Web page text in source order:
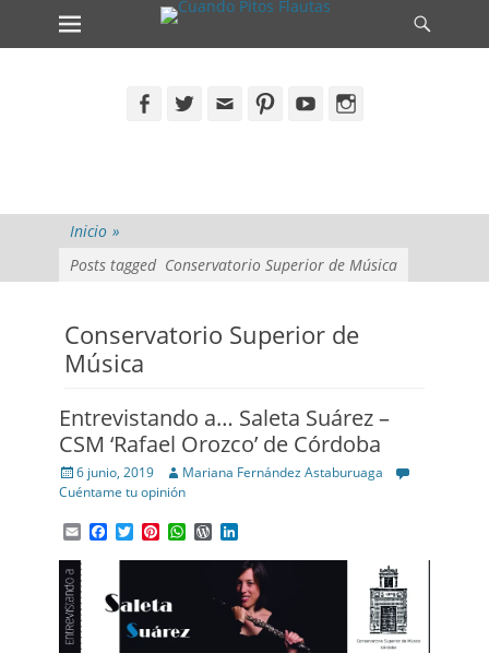
Skip
Primary Menu
Facebook
Twitter EmailPinterestYouTubeInstagram
Inicio »
Posts tagged Conservatorio Superior de Música
Conservatorio Superior de
Música
Entrevistando a… Saleta Suárez –
CSM ‘Rafael Orozco’ de Córdoba
Posted
on
6 junio, 2019 Author
Mariana Fernández Astaburuaga
Cuéntame tu opinión
EmailFacebook
TwitterPinterest
WhatsApp
WordPress